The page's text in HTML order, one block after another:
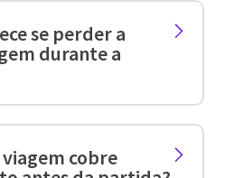
se perder a
durante a
cobre